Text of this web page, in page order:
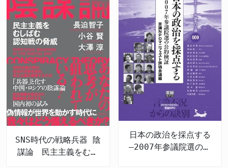
SNS時代の戦略兵器 陰
謀論 民主主義をむし
日本の政治を採点する
―2007年参議院選の公